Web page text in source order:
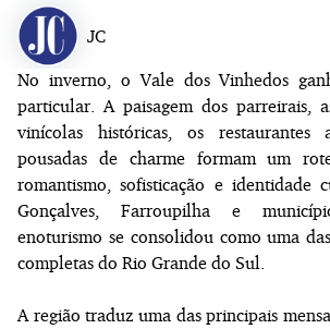
JC
No inverno, o Vale dos Vinhedos
particular. A paisagem dos parreirais,
vinícolas históricas, os restaurantes
pousadas de charme formam um
romantismo, sofisticação e identidade
Gonçalves, Farroupilha e
enoturismo se consolidou como uma
completas do Rio Grande do Sul.
A região traduz uma das principais